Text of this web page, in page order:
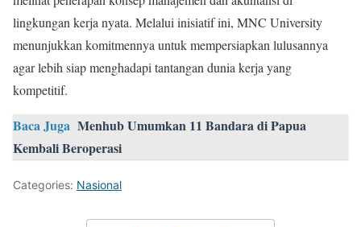
lingkungan kerja nyata. Melalui inisiatif ini, MNC University
menunjukkan komitmennya untuk mempersiapkan lulusannya
agar lebih siap menghadapi tantangan dunia kerja yang
kompetitif.
Baca Juga Menhub Umumkan 11 Bandara di Papua
Kembali Beroperasi
Categories: Nasional